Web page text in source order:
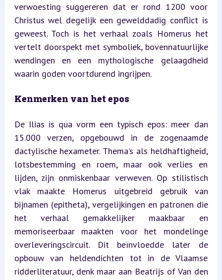
verwoesting suggereren dat er rond 1200 voor
Christus wel degelijk een gewelddadig conflict is
geweest. Toch is het verhaal zoals Homerus het
vertelt doorspekt met symboliek, bovennatuurlijke
wendingen en een mythologische gelaagdheid
waarin goden voortdurend ingrijpen.
Kenmerken van het epos
De Ilias is qua vorm een typisch epos: meer dan
15.000 verzen, opgebouwd in de zogenaamde
dactylische hexameter. Thema’s als heldhaftigheid,
lotsbestemming en roem, maar ook verlies en
lijden, zijn onmiskenbaar verweven. Op stilistisch
vlak maakte Homerus uitgebreid gebruik van
bijnamen (epitheta), vergelijkingen en patronen die
het verhaal gemakkelijker maakbaar en
memoriseerbaar maakten voor het mondelinge
overleveringscircuit. Dit beïnvloedde later de
opbouw van heldendichten tot in de Vlaamse
ridderliteratuur, denk maar aan Beatrijs of Van den